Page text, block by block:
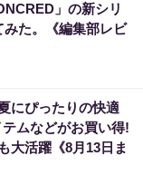
」の新シリ
た。《編集部レビ
にぴったりの快適
ムなどがお買い得!
大活躍《8月13日ま